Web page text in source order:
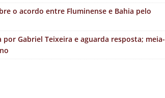
o acordo entre Fluminense e Bahia pelo
Gabriel Teixeira e aguarda resposta; meia-